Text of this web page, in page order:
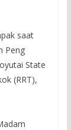
saat
Peng
State
(RRT),